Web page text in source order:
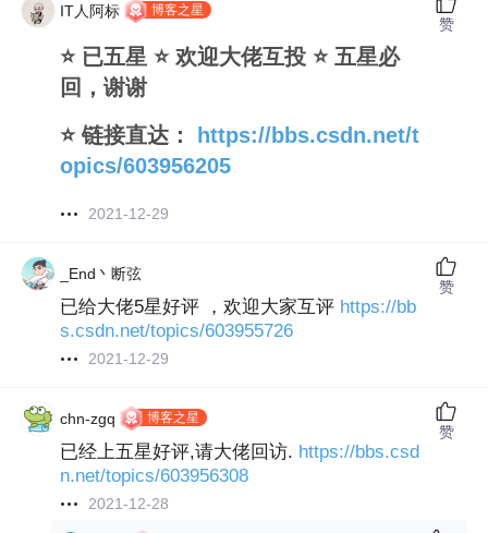
IT人阿标 博客之星
⭐ 已五星 ⭐ 欢迎大佬互投 ⭐ 五星必
回，谢谢
⭐ 链接直达：
https://bbs.csdn.net/t
opics/603956205
2021-12-29
赞
_End丶断弦
已给大佬5星好评 ，欢迎大家互评 https://bb
s.csdn.net/topics/603955726
2021-12-29
赞
chn-zgq 博客之星
已经上五星好评,请大佬回访. https://bbs.csd
n.net/topics/603956308
2021-12-28
赞